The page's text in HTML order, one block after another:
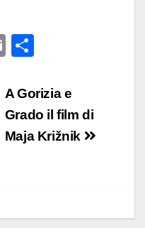
E
ail n
di
vi
A Gorizia e
Grado il film di
Maja Križnik